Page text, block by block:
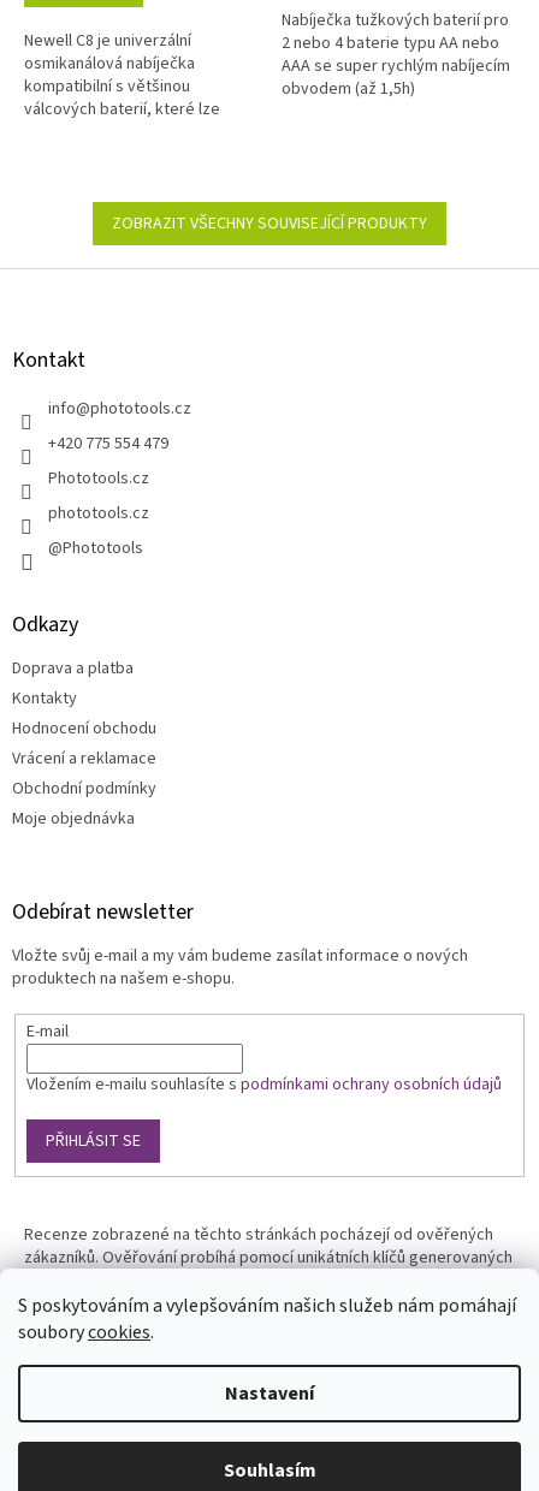
S poskytováním a vylepšováním našich služeb nám pomáhají
souborycookies.
Nastavení
Souhlasím
Newell C8 je univerzální
osmikanálová nabíječka
kompatibilní s většinou
válcových baterií, které lze
5
hvězdiček.
Nabíječka tužkových baterií pro
2 nebo 4 baterie typu AA nebo
AAA se super rychlým nabíjecím
obvodem (až 1,5h)
ZOBRAZIT VŠECHNY SOUVISEJÍCÍ PRODUKTY
Z
Kontakt
info@phototools.cz
+420 775 554 479
Phototools.cz
phototools.cz
@Phototools
Odkazy
Doprava a platba
Kontakty
Hodnocení obchodu
Vrácení a reklamace
Obchodní podmínky
Moje objednávka
Odebírat newsletter
Vložte svůj e-mail a my vám budeme zasílat informace o nových
produktech na našem e-shopu.
E-mail
Vložením e-mailu souhlasíte s podmínkami ochrany osobních údajů
PŘIHLÁSIT SE
Recenze zobrazené na těchto stránkách pocházejí od ověřených
zákazníků. Ověřování probíhá pomocí unikátních klíčů generovaných
Vytvořil Shoptet
Phototools.cz. Všechna práva vyhrazena.